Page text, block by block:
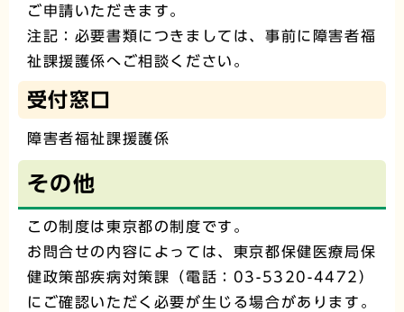
ご申請いただきます。
注記：必要書類につきましては、事前に障害者福
祉課援護係へご相談ください。
受付窓口
障害者福祉課援護係
その他
この制度は東京都の制度です。
お問合せの内容によっては、東京都保健医療局保
健政策部疾病対策課（電話：03-5320-4472）
にご確認いただく必要が生じる場合があります。